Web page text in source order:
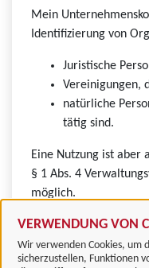
VERWENDUNG VON
Wir verwenden Cookies, um
sicherzustellen, Funktionen
Mein
Identifizierung von
Juristische
Vereinigungen,
natürliche
tätig sind.
Eine Nutzung ist aber
§ 1 Abs. 4
möglich.